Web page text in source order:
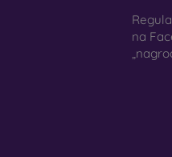
sklepie
z różnych
na